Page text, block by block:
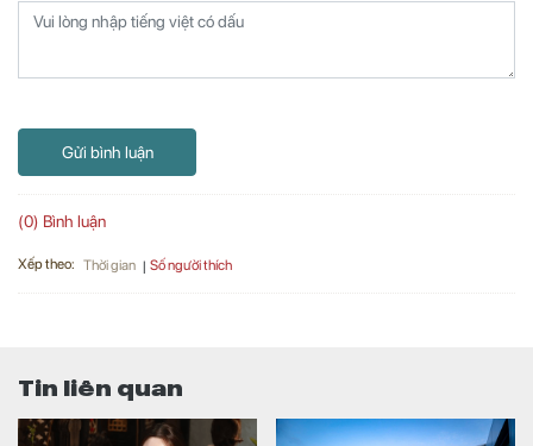
Gửi bình luận
(0) Bình luận
Xếp theo: Thời gian Số người thích
Tin liên quan